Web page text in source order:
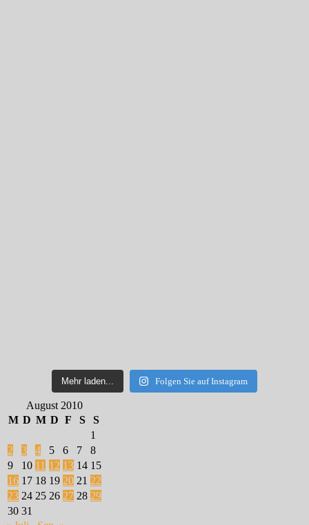
Mehr laden... Folgen Sie auf Instagram
August 2010
M D M D F S
S
1
2
3 4 5 6 7
8
9
10 11 12 13 14 15
16 17 18 19 20 21 22
23 24 25 26 27 28 29
30 31